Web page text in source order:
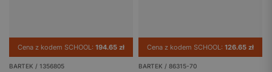
Cena z kodem SCHOOL: 194.65 zł
BARTEK / 1356805
Cena z kodem SCHOOL: 126.65 zł
BARTEK / 86315-70